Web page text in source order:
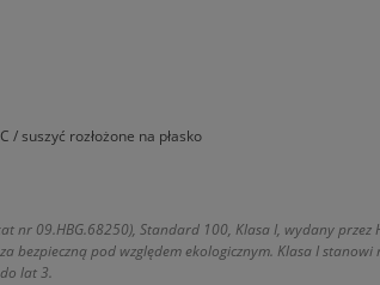
/ suszyć rozłożone na płasko
nr 09.HBG.68250), Standard 100, Klasa I, wydany
bezpieczną pod względem ekologicznym. Klasa I stanowi
lat 3.